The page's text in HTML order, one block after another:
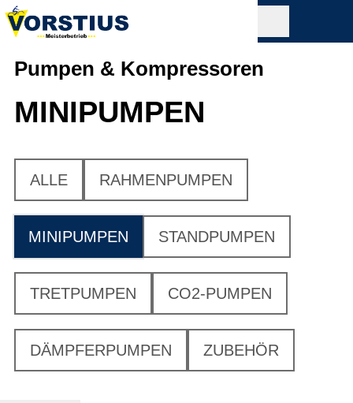
Pumpen & Kompressoren
MINIPUMPEN
ALLE RAHMENPUMPEN
MINIPUMPEN STANDPUMPEN
TRETPUMPEN CO2-PUMPEN
DÄMPFERPUMPEN ZUBEHÖR